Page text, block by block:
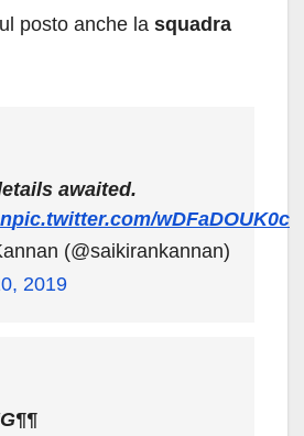
posto anche la squadra
awaited.
pic.twitter.com/wDFaDOUK0c
(@saikirankannan)
2019